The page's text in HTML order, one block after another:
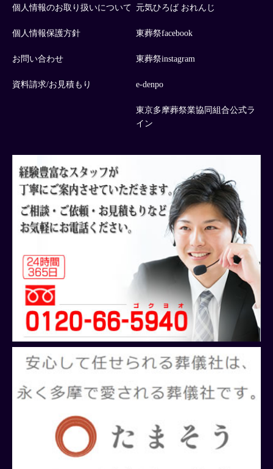
個人情報のお取り扱いについて
個人情報保護方針
お問い合わせ
資料請求/お見積もり
元気ひろば おれんじ
東葬祭facebook
東葬祭instagram
e-denpo
東京多摩葬祭業協同組合公式ラ
イン